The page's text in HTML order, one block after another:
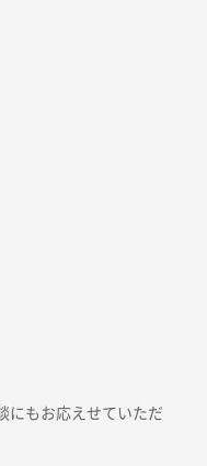
にもお応えせていただ